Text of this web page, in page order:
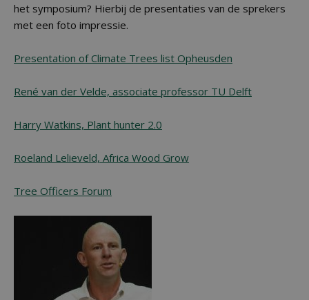
het symposium? Hierbij de presentaties van de sprekers
met een foto impressie.
Presentation of Climate Trees list Opheusden
René van der Velde, associate professor TU Delft
Harry Watkins, Plant hunter 2.0
Roeland Lelieveld, Africa Wood Grow
Tree Officers Forum